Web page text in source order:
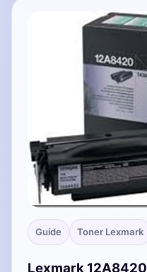
Guide Toner Lexmark
Lexmark 12A8420